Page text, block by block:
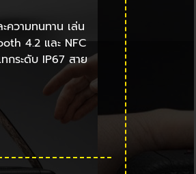
ความทนทาน เล่น
4.2 และ NFC
กระดับ IP67 สาย